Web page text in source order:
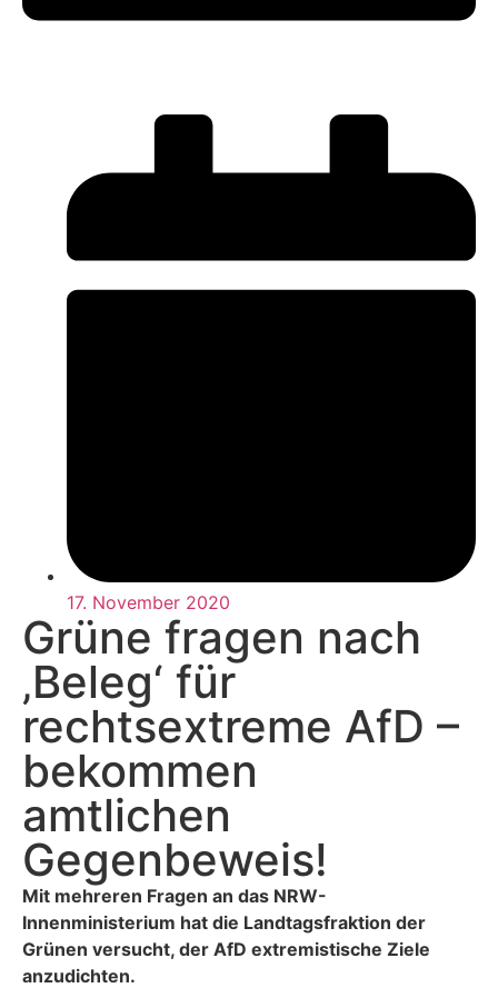
17. November 2020
Grüne fragen nach
‚Beleg‘ für
rechtsextreme AfD –
bekommen
amtlichen
Gegenbeweis!
Mit mehreren Fragen an das NRW-
Innenministerium hat die Landtagsfraktion der
Grünen versucht, der AfD extremistische Ziele
anzudichten.